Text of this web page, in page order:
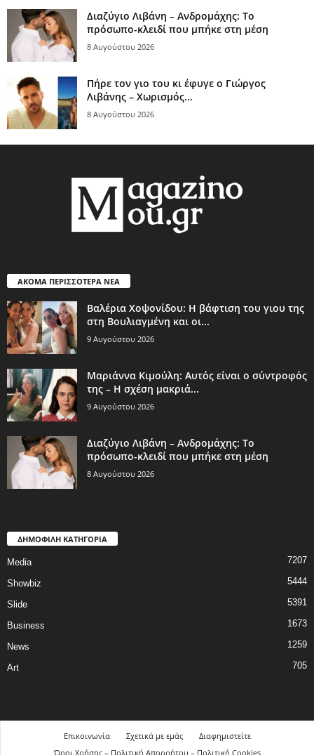
Διαζύγιο Λιβάνη – Ανδρομάχης: Το
πρόσωπο-κλειδί που μπήκε στη μέση
8 Αυγούστου 2026
Πήρε τον γιο του κι έφυγε ο Γιώργος
Λιβάνης – Χωρισμός...
8 Αυγούστου 2026
ΑΚΟΜΑ ΠΕΡΙΣΣΟΤΕΡΑ ΝΕΑ
Βαλέρια Χοψονίδου: Η βάφτιση του γιου της
στη Βουλιαγμένη και οι...
9 Αυγούστου 2026
Μαριάννα Κιμούλη: Αυτός είναι ο σύντροφός
της – Η σχέση μακριά...
9 Αυγούστου 2026
Διαζύγιο Λιβάνη – Ανδρομάχης: Το
πρόσωπο-κλειδί που μπήκε στη μέση
8 Αυγούστου 2026
ΔΗΜΟΦΙΛΗ ΚΑΤΗΓΟΡΙΑ
Media 7207
Showbiz 5444
Slide 5391
Business 1673
News 1259
Art 705
Επικοινωνία Σχετικά με εμάς
Διαφημιστείτε
Όροι Χρήσης – Πολιτική Απορρήτου – Πολιτική Cookies